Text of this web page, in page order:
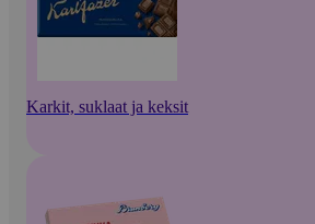
Karkit, suklaat ja keksit